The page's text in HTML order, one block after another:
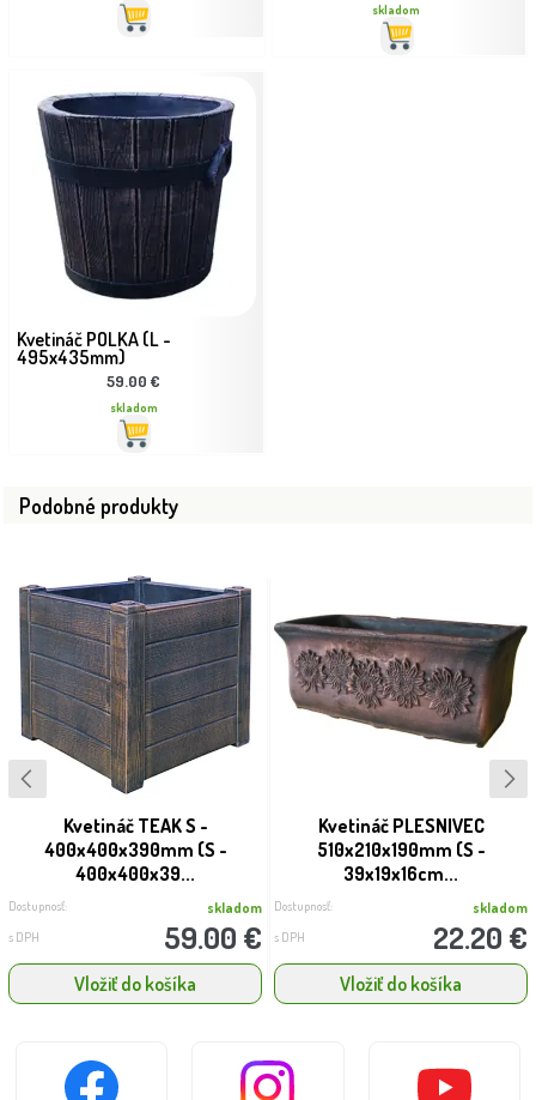
skladom
Kvetináč POLKA (L -
495x435mm)
59.00 €
skladom
Podobné produkty
Kvetináč TEAK S -
400x400x390mm (S -
400x400x39...
Dostupnosť: skladom
s DPH 59.00 €
Vložiť do košíka
Kvetináč PLESNIVEC
510x210x190mm (S -
39x19x16cm...
Dostupnosť: skladom
s DPH 22.20 €
Vložiť do košíka